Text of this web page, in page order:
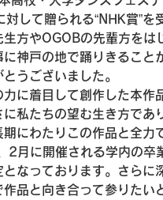
して贈られる“NHK賞”を
方やOGOBの先輩方をは
神戸の地で踊りきること
うございました。
に着目して創作した本作
私たちの望む生き方であ
にわたりこの作品と全力
2月に開催される学内の卒
なっております。さらに
品と向き合って参りたい